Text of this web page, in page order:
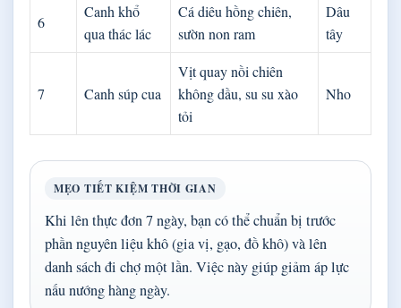
6
Canh khổ
qua thác lác
Cá diêu hồng chiên,
sườn non ram
Dâu
tây
7 Canh súp cua
Vịt quay nồi chiên
không dầu, su su xào
tỏi
Nho
MẸO TIẾT KIỆM THỜI GIAN
Khi lên thực đơn 7 ngày, bạn có thể chuẩn bị trước
phần nguyên liệu khô (gia vị, gạo, đồ khô) và lên
danh sách đi chợ một lần. Việc này giúp giảm áp lực
nấu nướng hàng ngày.